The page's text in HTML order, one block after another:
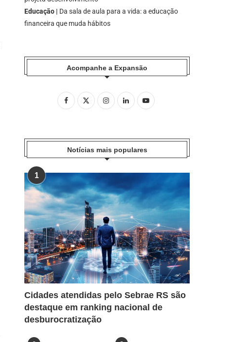
Educação | Da sala de aula para a vida: a educação
financeira que muda hábitos
Acompanhe a Expansão
Notícias mais populares
1
Cidades atendidas pelo Sebrae RS são
destaque em ranking nacional de
desburocratização